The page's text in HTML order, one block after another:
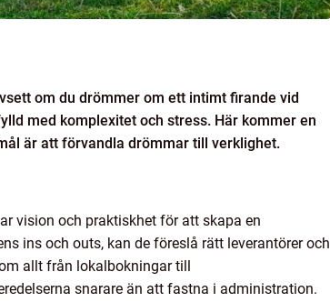
om du drömmer om ett intimt firande vid
med komplexitet och stress. Här kommer en
är att förvandla drömmar till verklighet.
vision och praktiskhet för att skapa en
ins och outs, kan de föreslå rätt leverantörer och
allt från lokalbokningar till
snarare än att fastna i administration.